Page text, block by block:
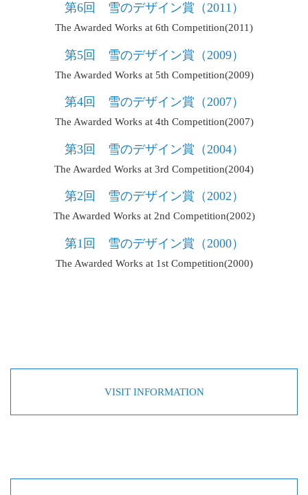
第6回 雪のデザイン賞（2011）
The Awarded Works at 6th Competition(2011)
第5回 雪のデザイン賞（2009）
The Awarded Works at 5th Competition(2009)
第4回 雪のデザイン賞（2007）
The Awarded Works at 4th Competition(2007)
第3回 雪のデザイン賞（2004）
The Awarded Works at 3rd Competition(2004)
第2回 雪のデザイン賞（2002）
The Awarded Works at 2nd Competition(2002)
第1回 雪のデザイン賞（2000）
The Awarded Works at 1st Competition(2000)
VISIT INFORMATION